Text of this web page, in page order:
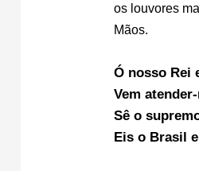
os louvores
Mãos.
Ó nosso Rei
Vem
Sê o
Eis o Brasil